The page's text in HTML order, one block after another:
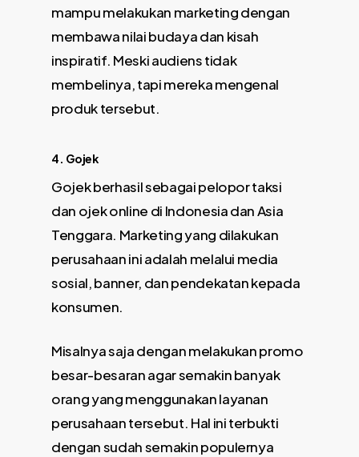
mampu melakukan marketing dengan
membawa nilai budaya dan kisah
inspiratif. Meski audiens tidak
membelinya, tapi mereka mengenal
produk tersebut.
4. Gojek
Gojek berhasil sebagai pelopor taksi
dan ojek online di Indonesia dan Asia
Tenggara. Marketing yang dilakukan
perusahaan ini adalah melalui media
sosial, banner, dan pendekatan kepada
konsumen.
Misalnya saja dengan melakukan promo
besar-besaran agar semakin banyak
orang yang menggunakan layanan
perusahaan tersebut. Hal ini terbukti
dengan sudah semakin populernya